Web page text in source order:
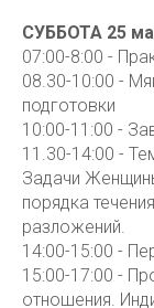
СУББОТА 25
07:00-8:00 -
08.30-10:00 -
подготовки
10:00-11:00 -
11.30-14:00 -
Задачи
порядка
разложений.
14:00-15:00 -
15:00-17:00 -
отношения.